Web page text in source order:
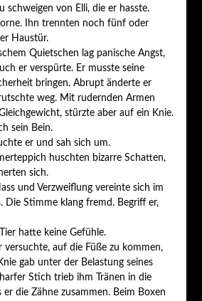
schweigen von Elli, die er hasste.
Ihn trennten noch fünf oder
Haustür.
Quietschen lag panische Angst,
er verspürte. Er musste seine
bringen. Abrupt änderte er
weg. Mit rudernden Armen
stürzte aber auf ein Knie.
sein Bein.
er und sah sich um.
huschten bizarre Schatten,
sich.
und Verzweiflung vereinte sich im
Die Stimme klang fremd. Begriff er,
hatte keine Gefühle.
versuchte, auf die Füße zu kommen,
gab unter der Belastung seines
Stich trieb ihm Tränen in die
er die Zähne zusammen. Beim Boxen